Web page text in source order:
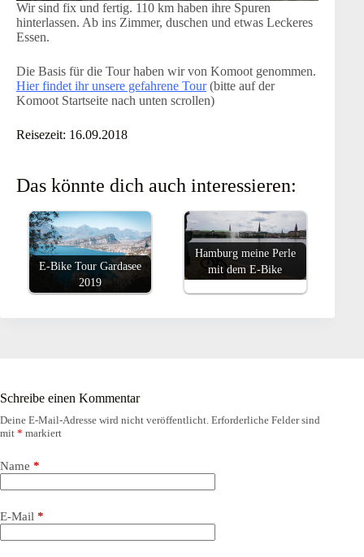
Wir sind fix und fertig. 110 km haben ihre Spuren
hinterlassen. Ab ins Zimmer, duschen und etwas Leckeres
Essen.
Die Basis für die Tour haben wir von Komoot genommen.
Hier findet ihr unsere gefahrene Tour(bitte auf der
Komoot Startseite nach unten scrollen)
Reisezeit: 16.09.2018
Das könnte dich auch interessieren:
E-Bike Tour Gardasee
2019
Hamburg meine Perle
mit dem E-Bike
Schreibe einen Kommentar
Deine E-Mail-Adresse wird nicht veröffentlicht. Erforderliche Felder sind
mit * markiert
Name *
E-Mail *